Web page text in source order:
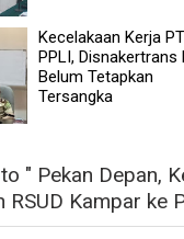
Kecelakaan Kerja PT
PPLI, Disnakertrans
Belum Tetapkan
Tersangka
" Pekan Depan,
RSUD Kampar ke